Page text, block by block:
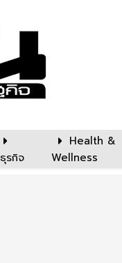
ธุรกิจ
Health &
Wellness